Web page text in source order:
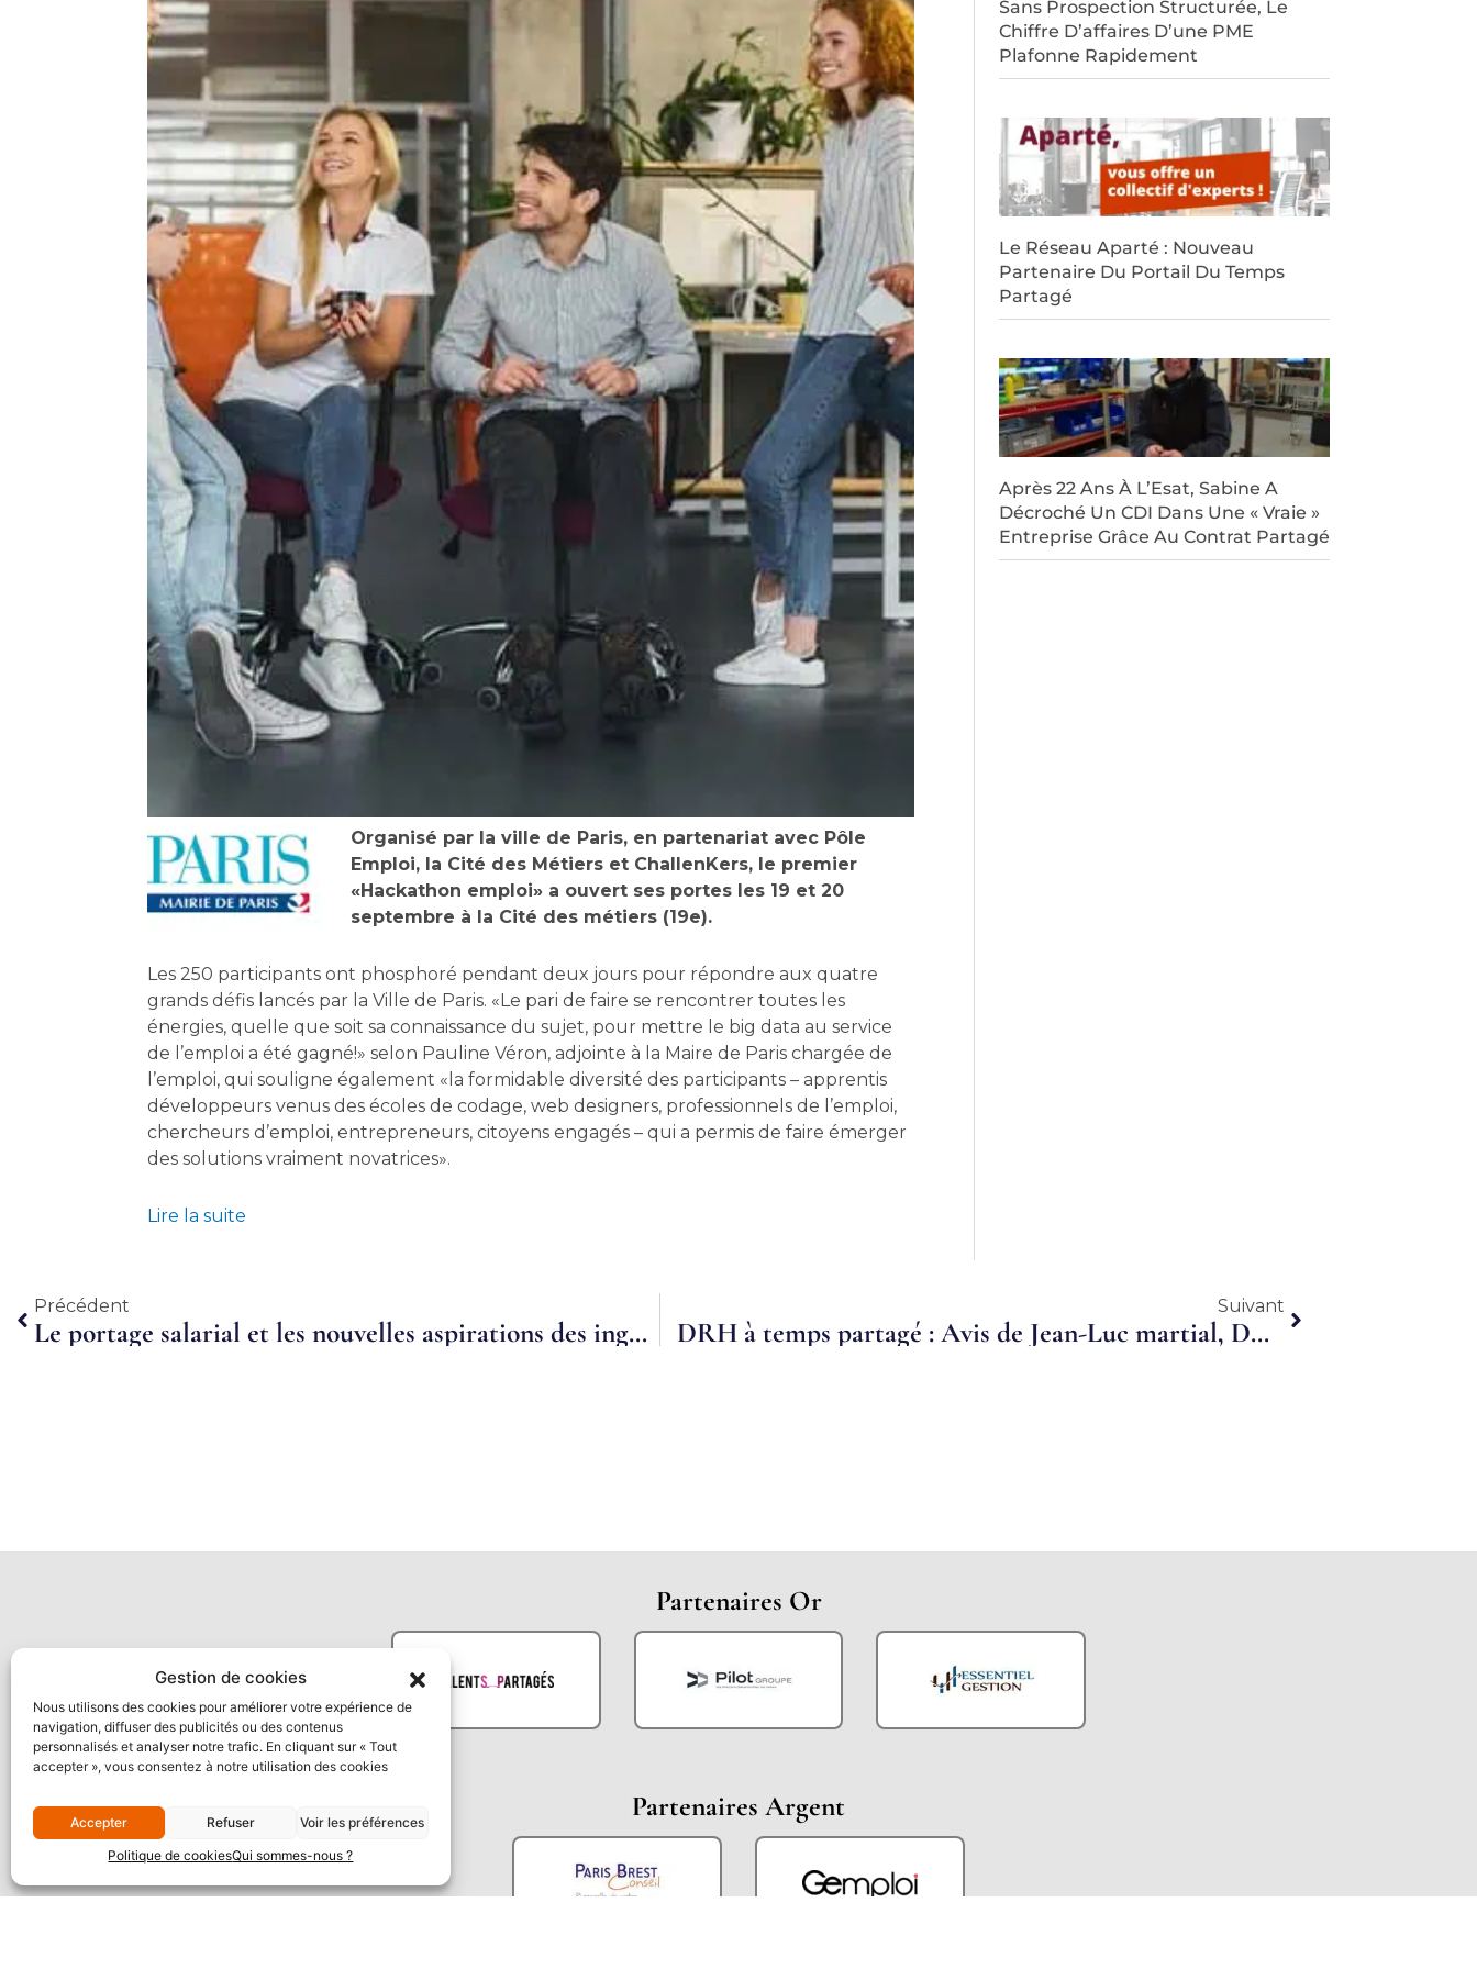
Gestion de cookies
Nous utilisons des cookies pour améliorer votre expérience de
navigation, diffuser des publicités ou des contenus
personnalisés et analyser notre trafic. En cliquant sur « Tout
accepter », vous consentez à notre utilisation des cookies
Accepter Refuser
Voir les préférences
Politique de cookiesQui sommes-nous ?
Organisé par la ville de Paris, en partenariat avec Pôle
Emploi, la Cité des Métiers et ChallenKers, le premier
«Hackathon emploi» a ouvert ses portes les 19 et 20
septembre à la Cité des métiers (19e).
Les 250 participants ont phosphoré pendant deux jours pour répondre aux quatre
grands défis lancés par la Ville de Paris. «Le pari de faire se rencontrer toutes les
énergies, quelle que soit sa connaissance du sujet, pour mettre le big data au service
de l’emploi a été gagné!» selon Pauline Véron, adjointe à la Maire de Paris chargée de
l’emploi, qui souligne également «la formidable diversité des participants – apprentis
développeurs venus des écoles de codage, web designers, professionnels de l’emploi,
chercheurs d’emploi, entrepreneurs, citoyens engagés – qui a permis de faire émerger
des solutions vraiment novatrices».
Lire la suite
Sans Prospection Structurée, Le
Chiffre D’affaires D’une PME
Plafonne Rapidement
Le Réseau Aparté : Nouveau
Partenaire Du Portail Du Temps
Partagé
Après 22 Ans À L’Esat, Sabine A
Décroché Un CDI Dans Une « Vraie »
Entreprise Grâce Au Contrat Partagé
Précédent
Précédent
Le portage salarial et les nouvelles aspirations des ingénieurs
Suivant
DRH à temps partagé : Avis de Jean-Luc martial, DG du cabinet In Extenso
Partenaires Or
Partenaires Argent